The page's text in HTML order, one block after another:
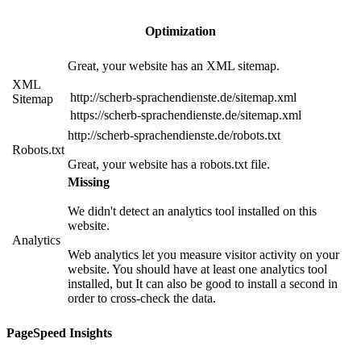
Optimization
XML
Sitemap
Great, your website has an XML sitemap.
http://scherb-sprachendienste.de/sitemap.xml
https://scherb-sprachendienste.de/sitemap.xml
Robots.txt
http://scherb-sprachendienste.de/robots.txt
Great, your website has a robots.txt file.
Analytics
Missing
We didn't detect an analytics tool installed on this
website.
Web analytics let you measure visitor activity on your
website. You should have at least one analytics tool
installed, but It can also be good to install a second in
order to cross-check the data.
PageSpeed Insights